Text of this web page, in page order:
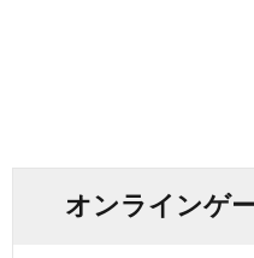
オンラインゲ